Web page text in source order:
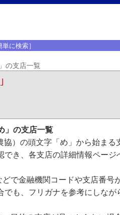
に検索］
の支店一覧
」の支店一覧
）の頭文字「め」から始まる
き、各支店の詳細情報ページ
で金融機関コードや支店番号
も、フリガナを参考にしなが